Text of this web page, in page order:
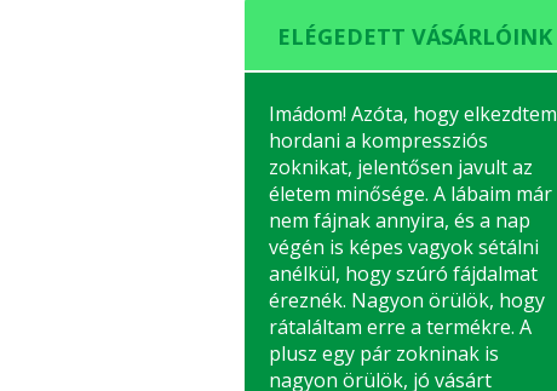
ELÉGEDETT VÁSÁRLÓINK
Imádom! Azóta, hogy elkezdtem
hordani a kompressziós
zoknikat, jelentősen javult az
életem minősége. A lábaim már
nem fájnak annyira, és a nap
végén is képes vagyok sétálni
anélkül, hogy szúró fájdalmat
éreznék. Nagyon örülök, hogy
rátaláltam erre a termékre. A
plusz egy pár zokninak is
nagyon örülök, jó vásárt